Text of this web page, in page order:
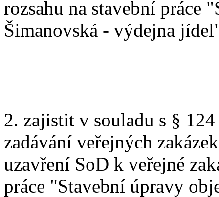
rozsahu na stavební práce
Šimanovská - výdejna
2. zajistit v souladu s §
zadávání veřejných
uzavření SoD k veřejné
práce "Stavební úpravy